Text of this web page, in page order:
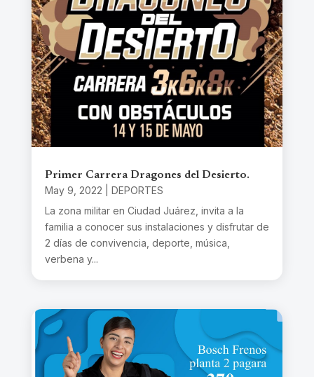
Primer Carrera Dragones del Desierto.
May 9, 2022
DEPORTES
La zona militar en Ciudad Juárez, invita a la
familia a conocer sus instalaciones y disfrutar de
2 días de convivencia, deporte, música,
verbena y...